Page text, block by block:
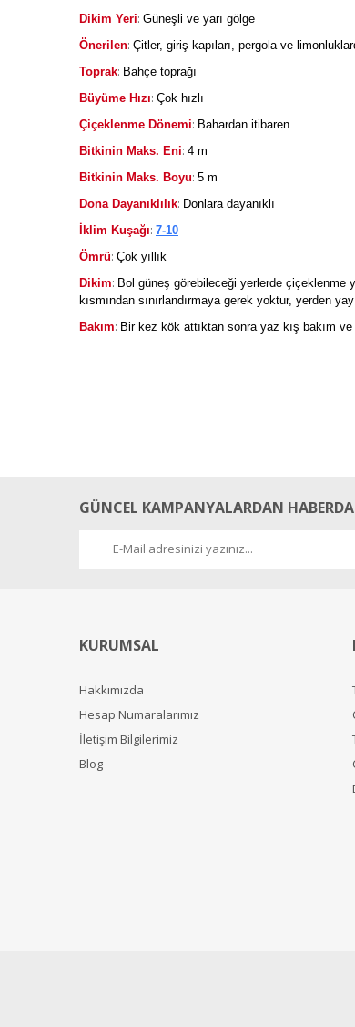
Dikim Yeri: Güneşli ve yarı gölge
Önerilen: Çitler, giriş kapıları, pergola ve
Toprak: Bahçe toprağı
Büyüme Hızı: Çok hızlı
Çiçeklenme Dönemi: Bahardan itibaren
Bitkinin Maks. Eni: 4 m
Bitkinin Maks. Boyu: 5 m
Dona Dayanıklılık: Donlara dayanıklı
İklim Kuşağı: 7-10
Ömrü: Çok yıllık
Dikim: Bol güneş görebileceği yerlerde çiçeklenme
kısmından sınırlandırmaya gerek yoktur, yerden
Bakım: Bir kez kök attıktan sonra yaz kış bakım
M... A... | 28/09/2018
Yasemin
Ş... U... | 17/08/2018
Yorum Yaz
GÜNCEL KAMPANYALARDAN
KURUMSAL
Hakkımızda
Hesap Numaralarımız
İletişim Bilgilerimiz
Blog